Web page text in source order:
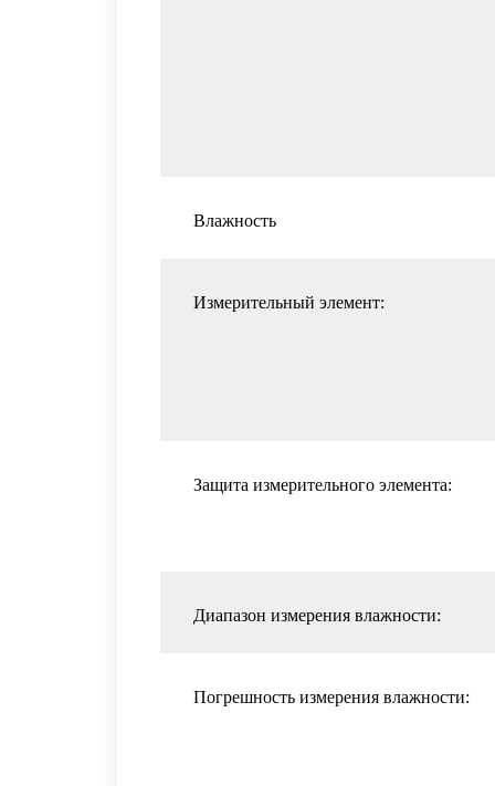
Влажность
Измерительный элемент:
Защита измерительного элемента:
Диапазон измерения влажности:
Погрешность измерения влажности: